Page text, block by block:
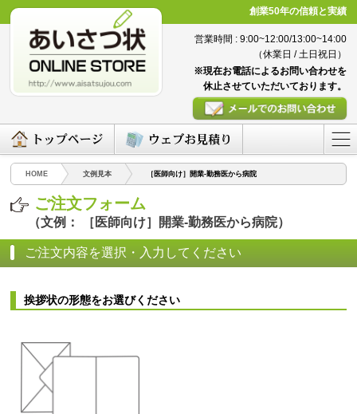
創業50年の信頼と実績
営業時間 : 9:00~12:00/13:00~14:00
（休業日 / 土日祝日）
※現在お電話によるお問い合わせを
休止させていただいております。
HOME 文例見本 ［医師向け］開業-勤務医から病院
ご注文フォーム
（文例： ［医師向け］開業-勤務医から病院）
ご注文内容を選択・入力してください
挨拶状の形態をお選びください